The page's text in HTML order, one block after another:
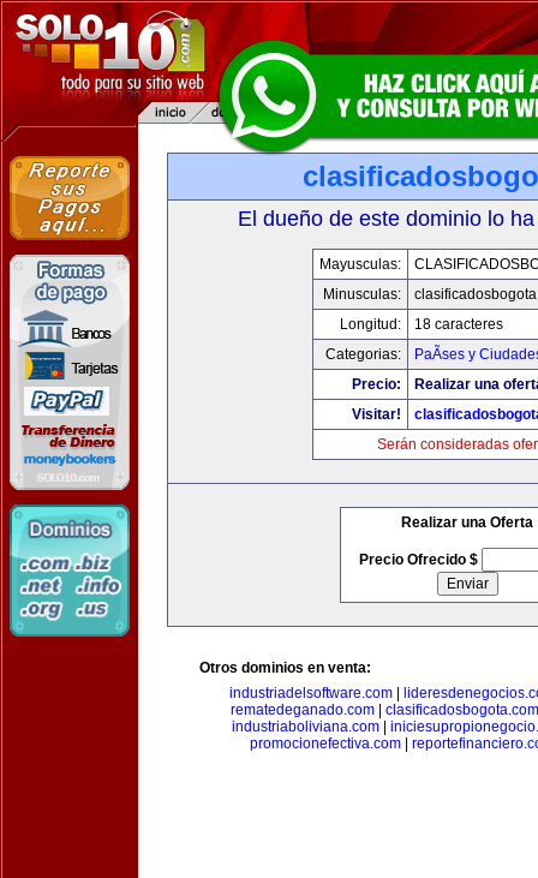
El dueño de este dominio lo
Mayusculas:
Minusculas:
Longitud:
18 caracteres
Categorias:
PaÃ­ses y
Precio:
Realizar una
Visitar!
Serán consideradas
Realizar una Oferta
Precio Ofrecido $
Otros dominios en venta:
industriadelsoftware.com
rematedeganado.com| clasificadosbogota.com
industriaboliviana.com|
promocionefectiva.com